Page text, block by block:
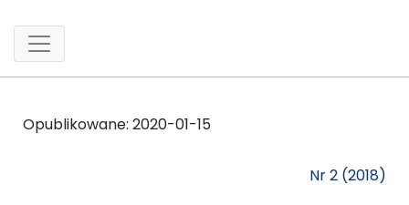
Opublikowane: 2020-01-15
Nr 2 (2018)